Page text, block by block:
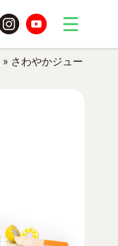
» さわやかジュー